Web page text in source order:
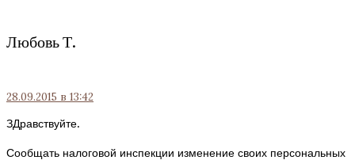
Любовь Т.
28.09.2015 в 13:42
ЗДравствуйте.
Сообщать налоговой инспекции изменение своих персональных